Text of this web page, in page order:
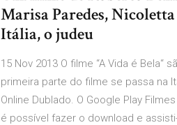
Marisa Paredes,
Itália, o judeu
15 Nov 2013 O filme “A Vida é
primeira parte do filme se passa na
Online Dublado. O Google Play
é possível fazer o download e